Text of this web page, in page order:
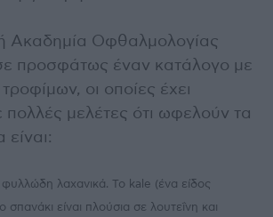
Ακαδημία Οφθαλμολογίας
προσφάτως έναν κατάλογο με
οι οποίες έχει
πολλές μελέτες ότι ωφελούν τα
είναι:
λαχανικά. Το kale (ένα είδος
σπανάκι είναι πλούσια σε λουτεΐνη και